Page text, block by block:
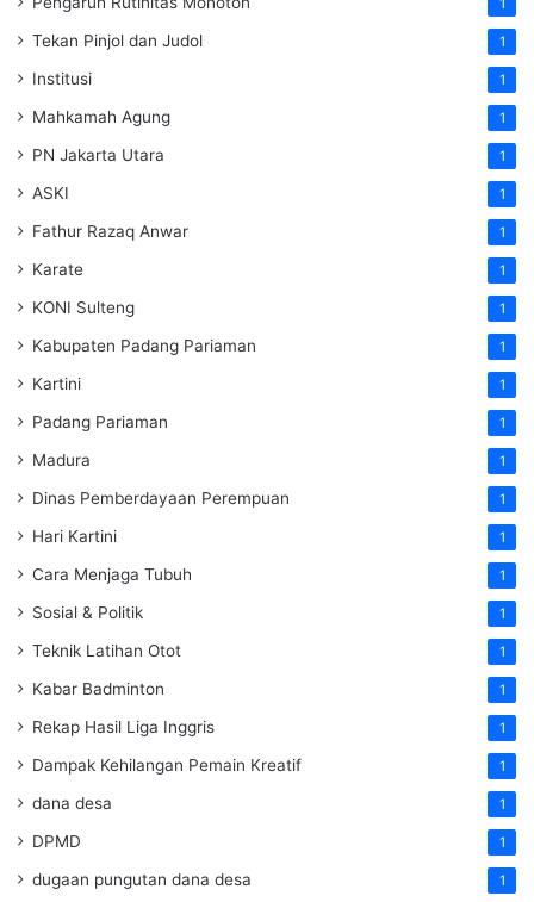
1
Tekan Pinjol dan Judol 1
Institusi 1
Mahkamah Agung 1
PN Jakarta Utara 1
ASKI 1
Fathur Razaq Anwar 1
Karate 1
KONI Sulteng 1
Kabupaten Padang Pariaman 1
Kartini 1
Padang Pariaman 1
Madura 1
Dinas Pemberdayaan Perempuan 1
Hari Kartini 1
Cara Menjaga Tubuh 1
Sosial & Politik 1
Teknik Latihan Otot 1
Kabar Badminton 1
Rekap Hasil Liga Inggris 1
Dampak Kehilangan Pemain Kreatif 1
dana desa 1
DPMD 1
dugaan pungutan dana desa 1